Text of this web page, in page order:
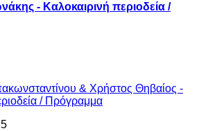
- Καλοκαιρινή περιοδεία /